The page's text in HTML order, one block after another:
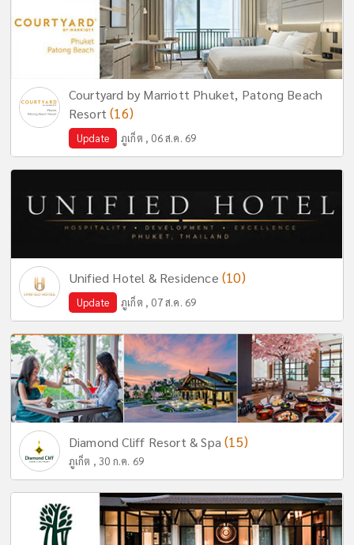
Courtyard by Marriott Phuket, Patong Beach
Resort(16)
Update ภูเก็ต , 06 ส.ค. 69
Unified Hotel & Residence (10)
Update ภูเก็ต , 07 ส.ค. 69
Diamond Cliff Resort & Spa(15)
ภูเก็ต , 30 ก.ค. 69